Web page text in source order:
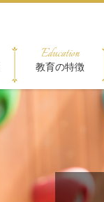
Education
教育の特徴